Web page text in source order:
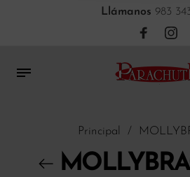
Llámanos 983
Principal /